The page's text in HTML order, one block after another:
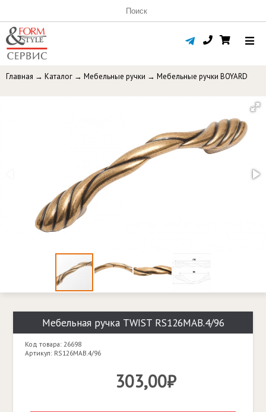
Главная → Каталог → Мебельные ручки → Мебельные ручки BOYARD
Мебельная ручка TWIST RS126MAB.4/96
Код товара: 26698
Артикул: RS126MAB.4/96
303,00₽